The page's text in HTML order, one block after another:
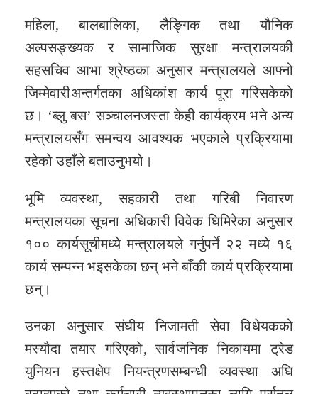
महिला, बालबालिका, लैङ्गिक तथा यौनिक
अल्पसङ्ख्यक र सामाजिक सुरक्षा मन्त्रालयकी
सहसचिव आभा श्रेष्ठका अनुसार मन्त्रालयले आफ्नो
जिम्मेवारीअन्तर्गतका अधिकांश कार्य पूरा गरिसकेको
छ। ‘ब्लु बस’ सञ्चालनजस्ता केही कार्यक्रम भने अन्य
मन्त्रालयसँग समन्वय आवश्यक भएकाले प्रक्रियामा
रहेको उहाँले बताउनुभयो।
भूमि व्यवस्था, सहकारी तथा गरिबी निवारण
मन्त्रालयका सूचना अधिकारी विवेक घिमिरेका अनुसार
१०० कार्यसूचीमध्ये मन्त्रालयले गर्नुपर्ने २२ मध्ये १६
कार्य सम्पन्न भइसकेका छन् भने बाँकी कार्य प्रक्रियामा
छन्।
उनका अनुसार संघीय निजामती सेवा विधेयकको
मस्यौदा तयार गरिएको, सार्वजनिक निकायमा ट्रेड
युनियन हस्तक्षेप नियन्त्रणसम्बन्धी व्यवस्था अघि